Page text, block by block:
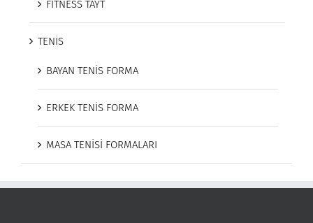
FITNESS TAYT
TENİS
BAYAN TENİS FORMA
ERKEK TENİS FORMA
MASA TENİSİ FORMALARI